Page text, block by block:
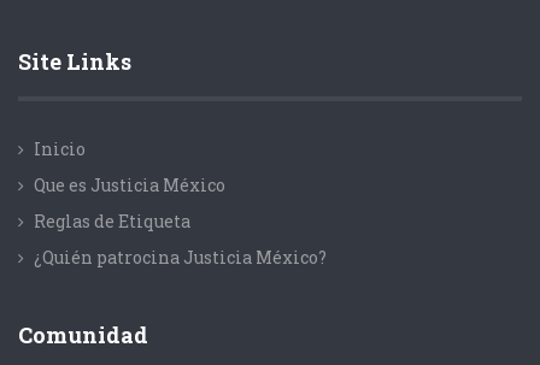
Site Links
Inicio
Que es Justicia México
Reglas de Etiqueta
¿Quién patrocina Justicia México?
Comunidad